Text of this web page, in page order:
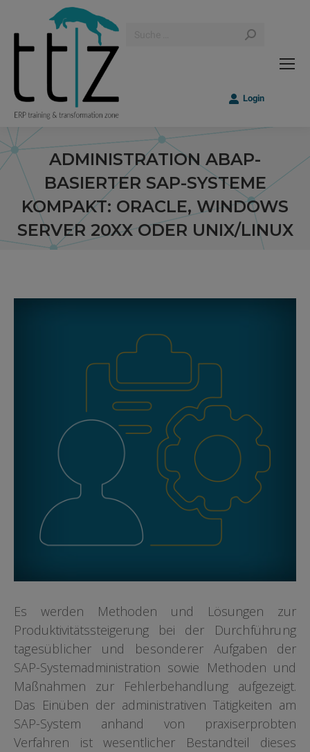
Login
ADMINISTRATION ABAP-
BASIERTER SAP-SYSTEME
KOMPAKT: ORACLE, WINDOWS
SERVER 20XX ODER UNIX/LINUX
Sie befinden sich hier:
Es werden Methoden und Lösungen zur
Produktivitätssteigerung bei der
Durchführung
tagesüblicher und besonderer Aufgaben der
SAP-Systemadministration sowie Methoden und
Maßnahmen zur Fehlerbehandlung aufgezeigt.
Das Einüben der administrativen Tätigkeiten am
SAP-System anhand von praxiserprobten
Verfahren ist wesentlicher Bestandteil dieses